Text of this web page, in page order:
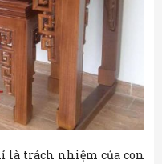
là trách nhiệm của con